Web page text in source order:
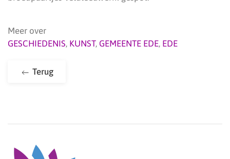
Meer over
GESCHIEDENIS, KUNST, GEMEENTE EDE, EDE
Terug